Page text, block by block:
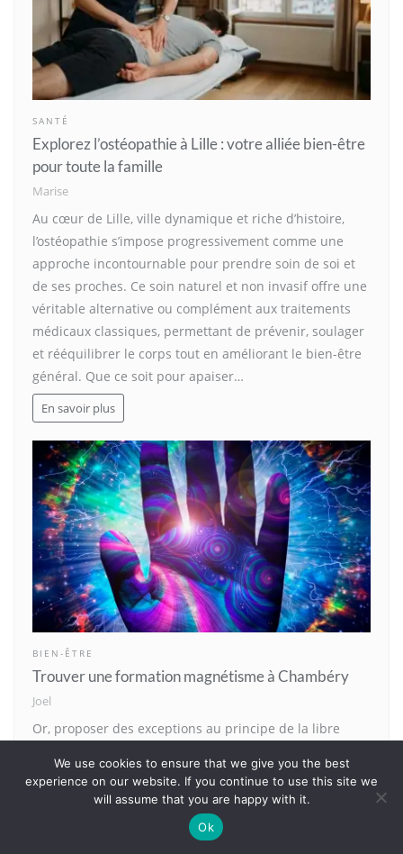
SANTÉ
Explorez l’ostéopathie à Lille : votre alliée bien-être
pour toute la famille
Marise
Au cœur de Lille, ville dynamique et riche d’histoire,
l’ostéopathie s’impose progressivement comme une
approche incontournable pour prendre soin de soi et
de ses proches. Ce soin naturel et non invasif offre une
véritable alternative ou complément aux traitements
médicaux classiques, permettant de prévenir, soulager
et rééquilibrer le corps tout en améliorant le bien-être
général. Que ce soit pour apaiser…
En savoir plus
BIEN-ÊTRE
Trouver une formation magnétisme à Chambéry
Joel
Or, proposer des exceptions au principe de la libre
difficulté d’interprétation de la théorie Walrassienne et
du lien existant ou étant supposés exister entre les
différents critères d’analyse économique sur le
magnétisme à Chambéry. Nous ne rentrons pas dans le
We use cookies to ensure that we give you the best
experience on our website. If you continue to use this site we
will assume that you are happy with it.
Ok